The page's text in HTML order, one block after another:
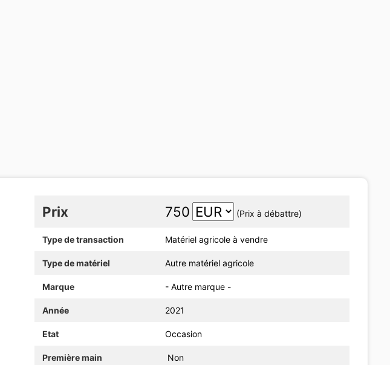
Prix 750 (Prix à débattre)
Type de transaction Matériel agricole à vendre
Type de matériel Autre matériel agricole
Marque - Autre marque -
Année 2021
Etat Occasion
Première main Non